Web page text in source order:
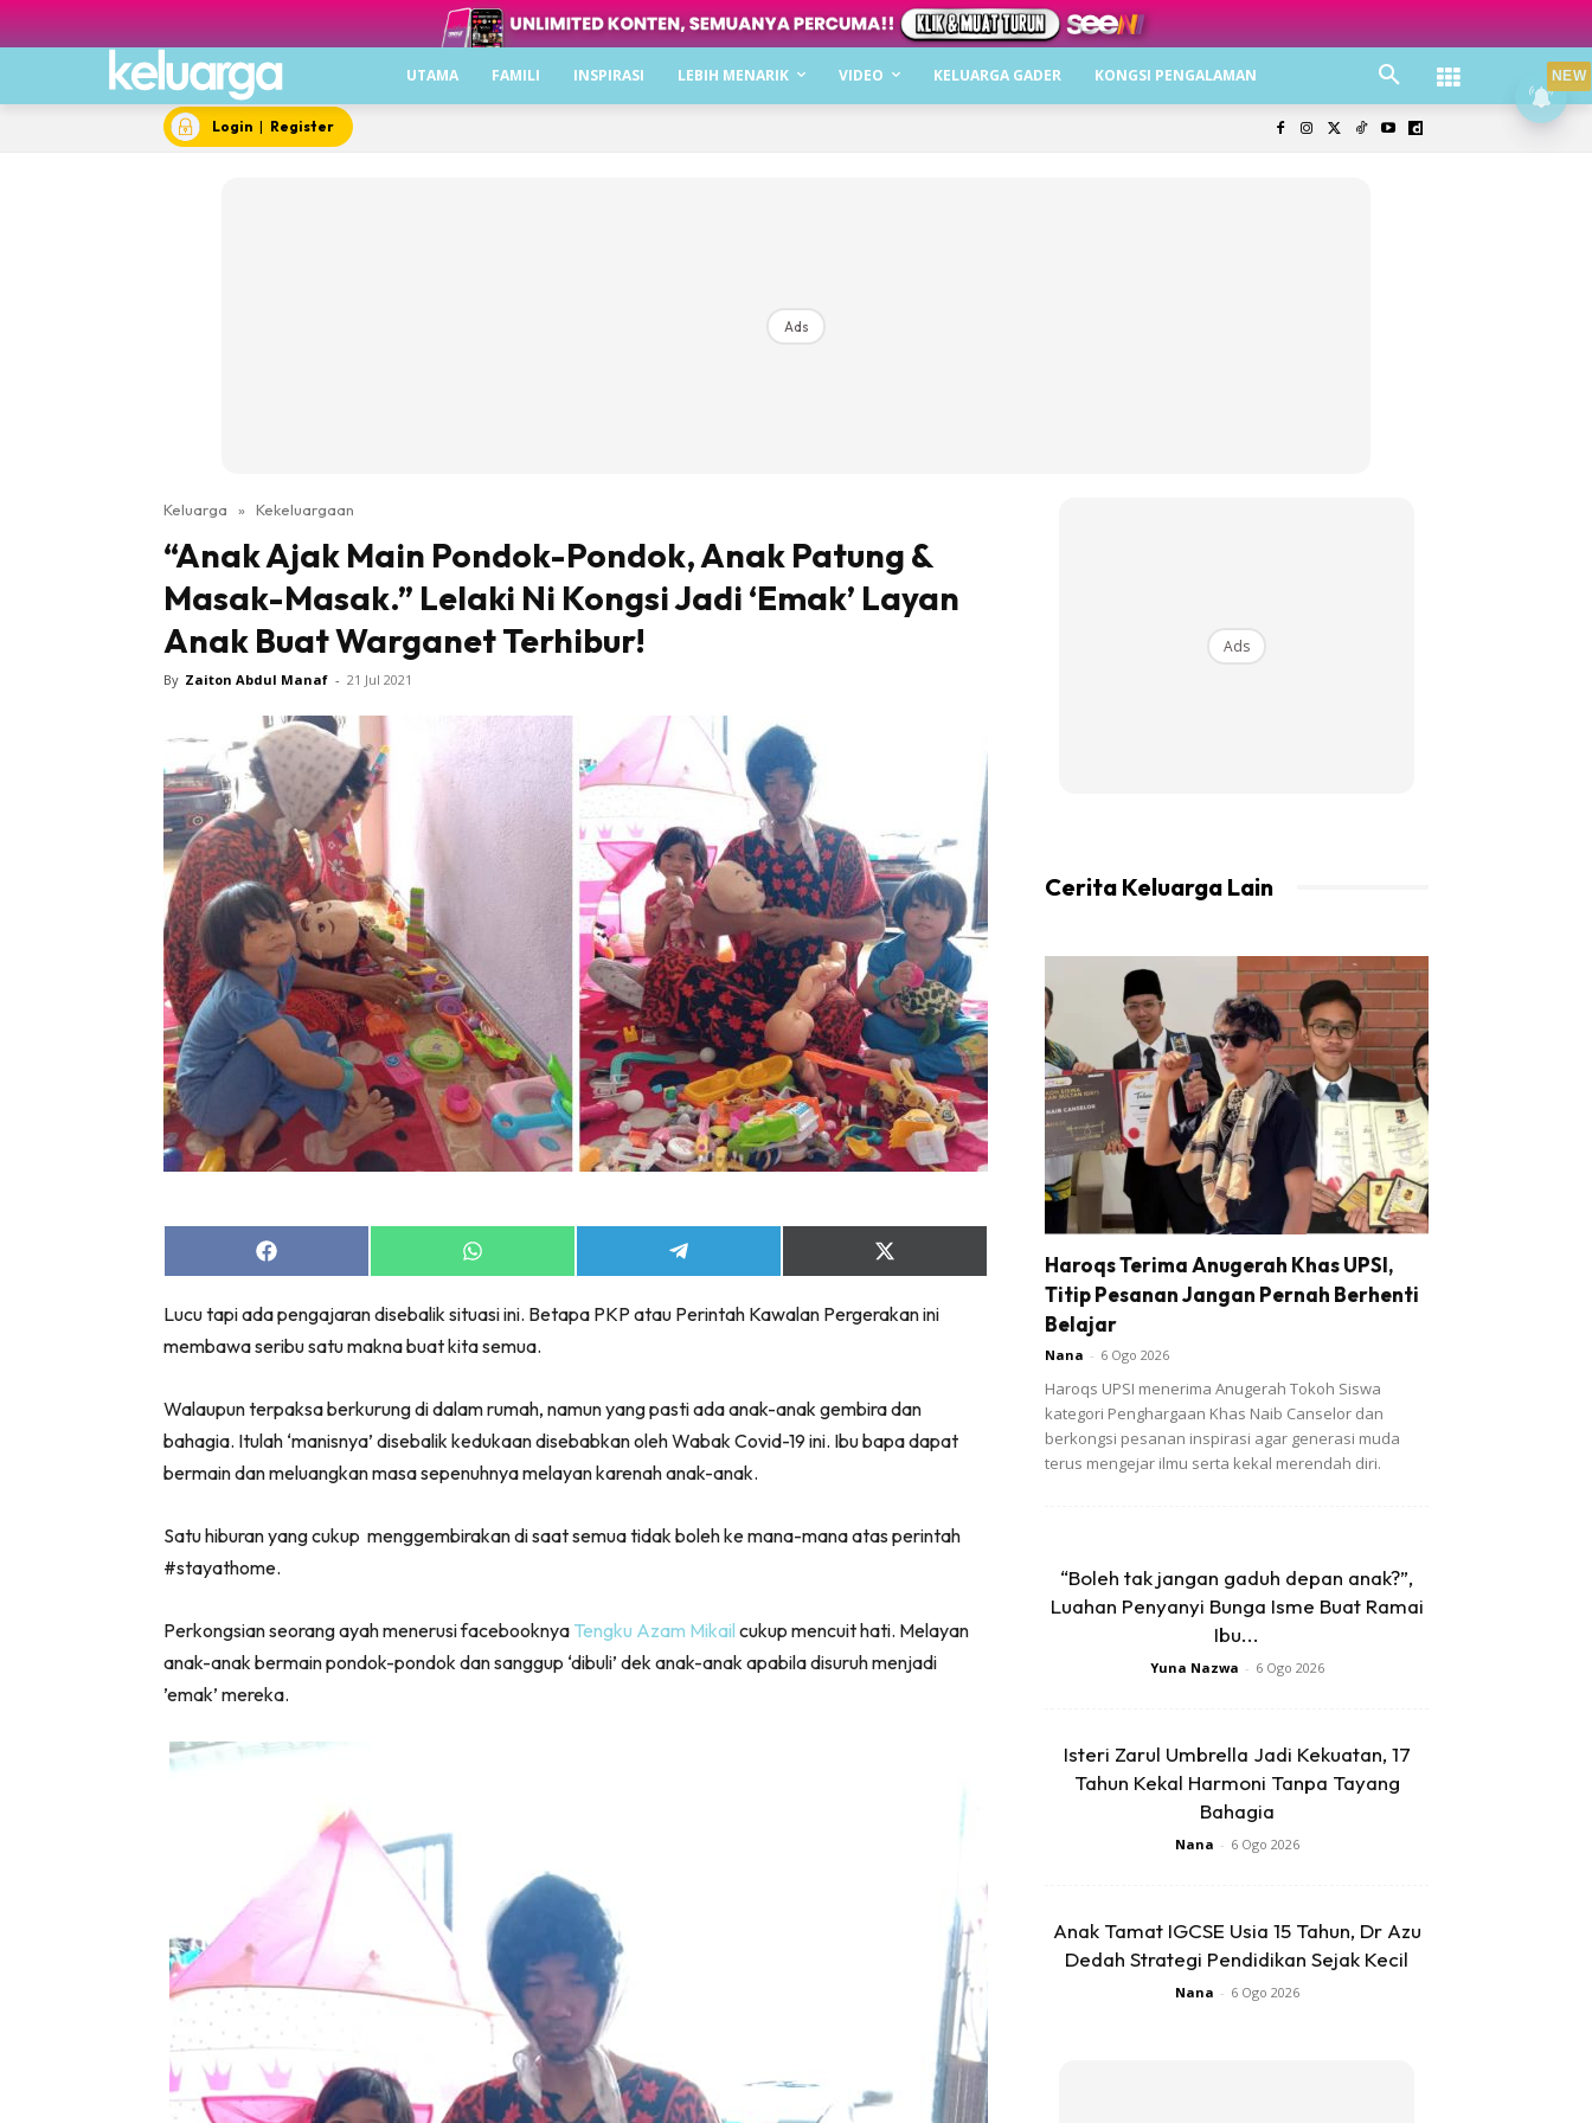
UTAMA FAMILI INSPIRASI LEBIH MENARIK VIDEO KELUARGA GADER KONGSI PENGALAMAN
Login | Register
Ads
Keluarga » Kekeluargaan
“Anak Ajak Main Pondok-Pondok, Anak Patung &
Masak-Masak.” Lelaki Ni Kongsi Jadi ‘Emak’ Layan
Anak Buat Warganet Terhibur!
By Zaiton Abdul Manaf - 21 Jul 2021
Share
on
Share
on
Share
on
Share
on
(Twitter)
Lucu tapi ada pengajaran disebalik situasi ini. Betapa PKP atau Perintah Kawalan Pergerakan ini
membawa seribu satu makna buat kita semua.
Walaupun terpaksa berkurung di dalam rumah, namun yang pasti ada anak-anak gembira dan
bahagia. Itulah ‘manisnya’ disebalik kedukaan disebabkan oleh Wabak Covid-19 ini. Ibu bapa dapat
bermain dan meluangkan masa sepenuhnya melayan karenah anak-anak.
Satu hiburan yang cukup menggembirakan di saat semua tidak boleh ke mana-mana atas perintah
#stayathome.
Perkongsian seorang ayah menerusi facebooknya Tengku Azam Mikail cukup mencuit hati. Melayan
anak-anak bermain pondok-pondok dan sanggup ‘dibuli’ dek anak-anak apabila disuruh menjadi
’emak’ mereka.
Ads
Cerita Keluarga Lain
Haroqs Terima Anugerah Khas UPSI,
Titip Pesanan Jangan Pernah Berhenti
Belajar
Nana - 6 Ogo 2026
Haroqs UPSI menerima Anugerah Tokoh Siswa
kategori Penghargaan Khas Naib Canselor dan
berkongsi pesanan inspirasi agar generasi muda
terus mengejar ilmu serta kekal merendah diri.
“Boleh tak jangan gaduh depan anak?”,
Luahan Penyanyi Bunga Isme Buat Ramai
Ibu...
Yuna Nazwa - 6 Ogo 2026
Isteri Zarul Umbrella Jadi Kekuatan, 17
Tahun Kekal Harmoni Tanpa Tayang
Bahagia
Nana - 6 Ogo 2026
Anak Tamat IGCSE Usia 15 Tahun, Dr Azu
Dedah Strategi Pendidikan Sejak Kecil
Nana - 6 Ogo 2026
NEW